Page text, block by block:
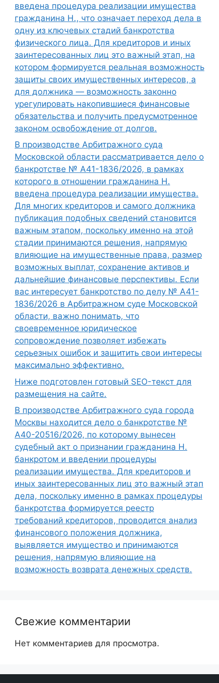
введена процедура реализации имущества
гражданина Н., что означает переход дела в
одну из ключевых стадий банкротства
физического лица. Для кредиторов и иных
заинтересованных лиц это важный этап, на
котором формируется реальная возможность
защиты своих имущественных интересов, а
для должника — возможность законно
урегулировать накопившиеся финансовые
обязательства и получить предусмотренное
законом освобождение от долгов.
В производстве Арбитражного суда
Московской области рассматривается дело о
банкротстве № А41-1836/2026, в рамках
которого в отношении гражданина Н.
введена процедура реализации имущества.
Для многих кредиторов и самого должника
публикация подобных сведений становится
важным этапом, поскольку именно на этой
стадии принимаются решения, напрямую
влияющие на имущественные права, размер
возможных выплат, сохранение активов и
дальнейшие финансовые перспективы. Если
вас интересует банкротство по делу № А41-
1836/2026 в Арбитражном суде Московской
области, важно понимать, что
своевременное юридическое
сопровождение позволяет избежать
серьезных ошибок и защитить свои интересы
максимально эффективно.
Ниже подготовлен готовый SEO-текст для
размещения на сайте.
В производстве Арбитражного суда города
Москвы находится дело о банкротстве №
А40-20516/2026, по которому вынесен
судебный акт о признании гражданина Н.
банкротом и введении процедуры
реализации имущества. Для кредиторов и
иных заинтересованных лиц это важный этап
дела, поскольку именно в рамках процедуры
банкротства формируется реестр
требований кредиторов, проводится анализ
финансового положения должника,
выявляется имущество и принимаются
решения, напрямую влияющие на
возможность возврата денежных средств.
Свежие комментарии
Нет комментариев для просмотра.